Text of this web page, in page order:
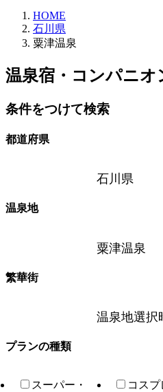
HOME
石川県
粟津温泉
温泉宿・コンパニ
条件をつけて検索
都道府県
石川県
温泉地
粟津温泉
繁華街
温泉地選択
プランの種類
スーパー・
コスプ